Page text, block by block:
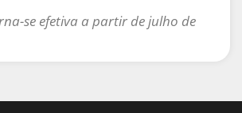
se efetiva a partir de julho de